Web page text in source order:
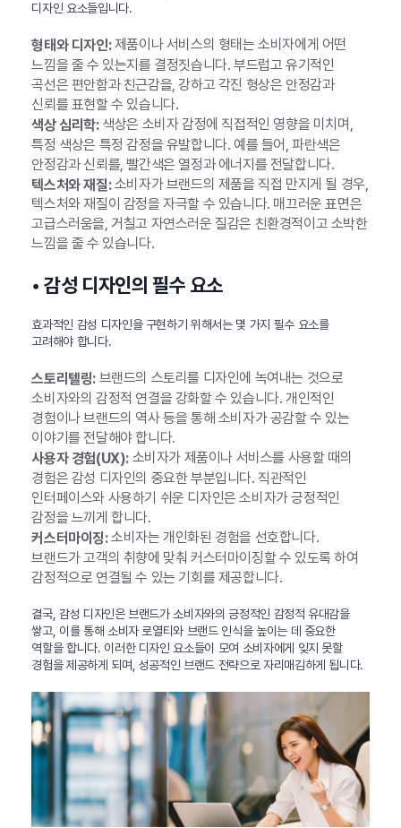
디자인 요소들입니다.
형태와 디자인:제품이나 서비스의 형태는 소비자에게 어떤
느낌을 줄 수 있는지를 결정짓습니다. 부드럽고 유기적인
곡선은 편안함과 친근감을, 강하고 각진 형상은 안정감과
신뢰를 표현할 수 있습니다.
색상 심리학:색상은 소비자 감정에 직접적인 영향을 미치며,
특정 색상은 특정 감정을 유발합니다. 예를 들어, 파란색은
안정감과 신뢰를, 빨간색은 열정과 에너지를 전달합니다.
텍스처와 재질:소비자가 브랜드의 제품을 직접 만지게 될 경우,
텍스처와 재질이 감정을 자극할 수 있습니다. 매끄러운 표면은
고급스러움을, 거칠고 자연스러운 질감은 친환경적이고 소박한
느낌을 줄 수 있습니다.
• 감성 디자인의 필수 요소
효과적인 감성 디자인을 구현하기 위해서는 몇 가지 필수 요소를
고려해야 합니다.
스토리텔링:브랜드의 스토리를 디자인에 녹여내는 것으로
소비자와의 감정적 연결을 강화할 수 있습니다. 개인적인
경험이나 브랜드의 역사 등을 통해 소비자가 공감할 수 있는
이야기를 전달해야 합니다.
사용자 경험(UX):소비자가 제품이나 서비스를 사용할 때의
경험은 감성 디자인의 중요한 부분입니다. 직관적인
인터페이스와 사용하기 쉬운 디자인은 소비자가 긍정적인
감정을 느끼게 합니다.
커스터마이징:소비자는 개인화된 경험을 선호합니다.
브랜드가 고객의 취향에 맞춰 커스터마이징할 수 있도록 하여
감정적으로 연결될 수 있는 기회를 제공합니다.
결국, 감성 디자인은 브랜드가 소비자와의 긍정적인 감정적 유대감을
쌓고, 이를 통해 소비자 로열티와 브랜드 인식을 높이는 데 중요한
역할을 합니다. 이러한 디자인 요소들이 모여 소비자에게 잊지 못할
경험을 제공하게 되며, 성공적인 브랜드 전략으로 자리매김하게 됩니다.